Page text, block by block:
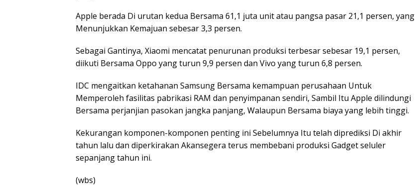
Apple berada Di urutan kedua Bersama 61,1 juta unit atau pangsa pasar 21,1 persen, yang
Menunjukkan Kemajuan sebesar 3,3 persen.
Sebagai Gantinya, Xiaomi mencatat penurunan produksi terbesar sebesar 19,1 persen,
diikuti Bersama Oppo yang turun 9,9 persen dan Vivo yang turun 6,8 persen.
IDC mengaitkan ketahanan Samsung Bersama kemampuan perusahaan Untuk
Memperoleh fasilitas pabrikasi RAM dan penyimpanan sendiri, Sambil Itu Apple dilindungi
Bersama perjanjian pasokan jangka panjang, Walaupun Bersama biaya yang lebih tinggi.
Kekurangan komponen-komponen penting ini Sebelumnya Itu telah diprediksi Di akhir
tahun lalu dan diperkirakan Akansegera terus membebani produksi Gadget seluler
sepanjang tahun ini.
(wbs)